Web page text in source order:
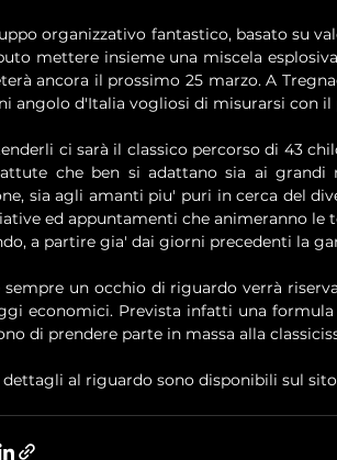
organizzativo fantastico, basato su
mettere insieme una miscela
ancora il prossimo 25 marzo. A
angolo d'Italia vogliosi di misurarsi con
ci sarà il classico percorso di 43
che ben si adattano sia ai
sia agli amanti piu' puri in cerca del
ed appuntamenti che animeranno
a partire gia' dai giorni precedenti la
sempre un occhio di riguardo verrà
economici. Prevista infatti una
di prendere parte in massa alla
al riguardo sono disponibili sul